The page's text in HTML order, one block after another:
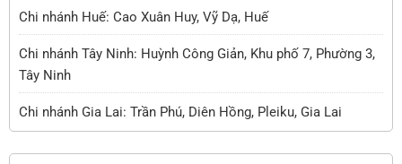
Chi nhánh Huế: Cao Xuân Huy, Vỹ Dạ, Huế
Chi nhánh Tây Ninh: Huỳnh Công Giản, Khu phố 7, Phường 3,
Tây Ninh
Chi nhánh Gia Lai: Trần Phú, Diên Hồng, Pleiku, Gia Lai